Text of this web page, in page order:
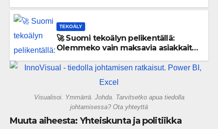
TEKOÄLY
🚀 Suomi tekoälyn pelikentällä:
Olemmeko vain maksavia asiakkaita
gigatehtaan?
Visualisoi. Ymmärrä. Johda. Tarvitsetko apua tiedolla
johtamisessa? Ota yhteyttä
Muuta aiheesta: Yhteiskunta ja politiikka